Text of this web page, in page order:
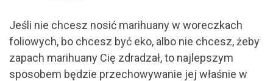
Jeśli nie chcesz nosić marihuany w woreczkach
foliowych, bo chcesz być eko, albo nie chcesz, żeby
zapach marihuany Cię zdradzał, to najlepszym
sposobem będzie przechowywanie jej właśnie w